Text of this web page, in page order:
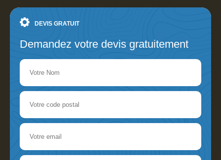
DEVIS GRATUIT
Demandez votre devis gratuitement